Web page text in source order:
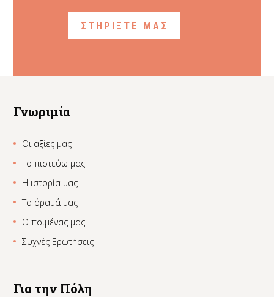
ΣΤΗΡΙΞΤΕ ΜΑΣ
Γνωριμία
Οι αξίες μας
Το πιστεύω μας
Η ιστορία μας
Το όραμά μας
Ο ποιμένας μας
Συχνές Ερωτήσεις
Για την Πόλη